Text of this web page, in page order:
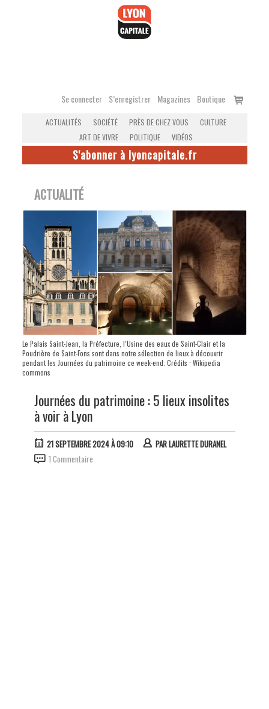
Se connecter S’enregistrer Magazines Boutique
Voir
ACTUALITÉS SOCIÉTÉ PRÈS DE CHEZ VOUS
CULTURE
ART DE VIVRE
POLITIQUE VIDÉOS
S'abonner à lyoncapitale.fr
ACTUALITÉ
Le Palais Saint-Jean, la Préfecture, l’Usine des eaux de Saint-Clair et la
Poudrière de Saint-Fons sont dans notre sélection de lieux à découvrir
pendant les Journées du patrimoine ce week-end. Crédits : Wikipedia
commons
Journées du patrimoine : 5 lieux insolites
à voir à Lyon
21 SEPTEMBRE 2024 À 09:10 PARLAURETTE DURANEL
1 Commentaire